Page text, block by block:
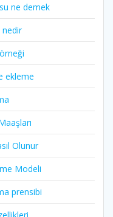
ne demek
nedir
ekleme
Olunur
Modeli
prensibi